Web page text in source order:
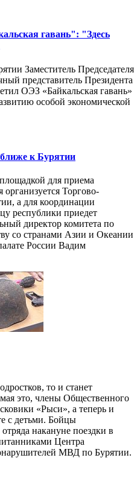
гавань": "Здесь
Заместитель Председателя
представитель Президента
ОЭЗ «Байкальская гавань»
особой экономической
к Бурятии
для приема
Торгово-
а для координации
республики приедет
директор комитета по
со странами Азии и Океании
России Вадим
то и станет
это, члены Общественного
«Рыси», а теперь и
с детьми. Бойцы
накануне поездки в
Центра
МВД по Бурятии.